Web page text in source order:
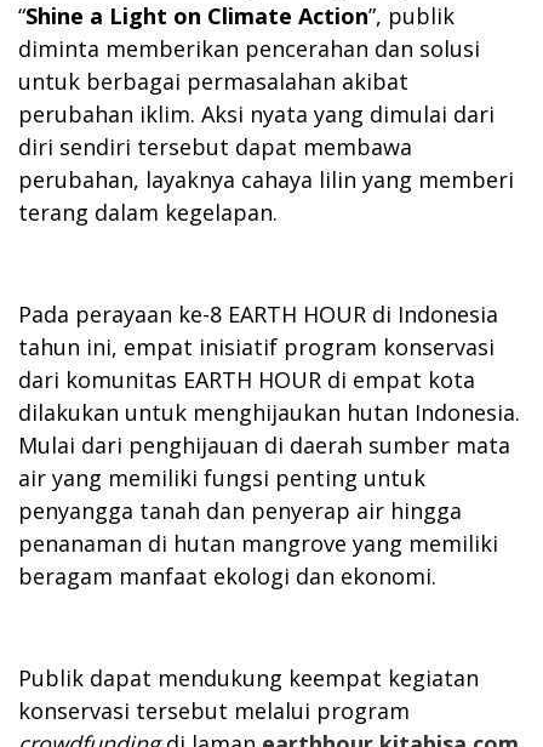
“Shine a Light on Climate Action”, publik
diminta memberikan pencerahan dan solusi
untuk berbagai permasalahan akibat
perubahan iklim. Aksi nyata yang dimulai dari
diri sendiri tersebut dapat membawa
perubahan, layaknya cahaya lilin yang memberi
terang dalam kegelapan.
Pada perayaan ke-8 EARTH HOUR di Indonesia
tahun ini, empat inisiatif program konservasi
dari komunitas EARTH HOUR di empat kota
dilakukan untuk menghijaukan hutan Indonesia.
Mulai dari penghijauan di daerah sumber mata
air yang memiliki fungsi penting untuk
penyangga tanah dan penyerap air hingga
penanaman di hutan mangrove yang memiliki
beragam manfaat ekologi dan ekonomi.
Publik dapat mendukung keempat kegiatan
konservasi tersebut melalui program